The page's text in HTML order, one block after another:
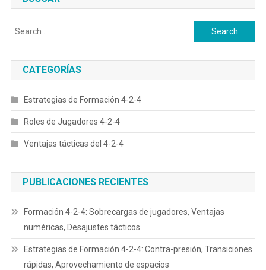
Search
for:
CATEGORÍAS
Estrategias de Formación 4-2-4
Roles de Jugadores 4-2-4
Ventajas tácticas del 4-2-4
PUBLICACIONES RECIENTES
Formación 4-2-4: Sobrecargas de jugadores, Ventajas
numéricas, Desajustes tácticos
Estrategias de Formación 4-2-4: Contra-presión, Transiciones
rápidas, Aprovechamiento de espacios